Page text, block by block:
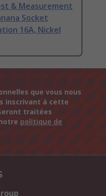
& Measurement
Socket
16A, Nickel
que vous nous
inscrivant à cette
traitées
politique de